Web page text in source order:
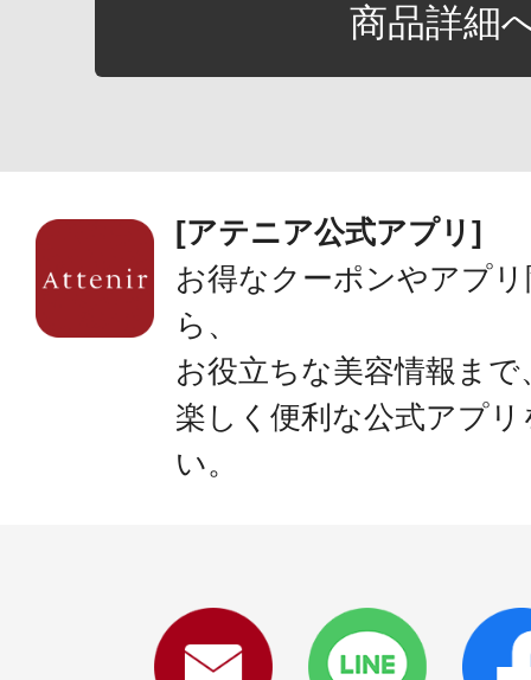
商品詳細
[アテニア公式アプリ]
お得なクーポンやアプ
ら、
お役立ちな美容情報まで
楽しく便利な公式アプ
い。